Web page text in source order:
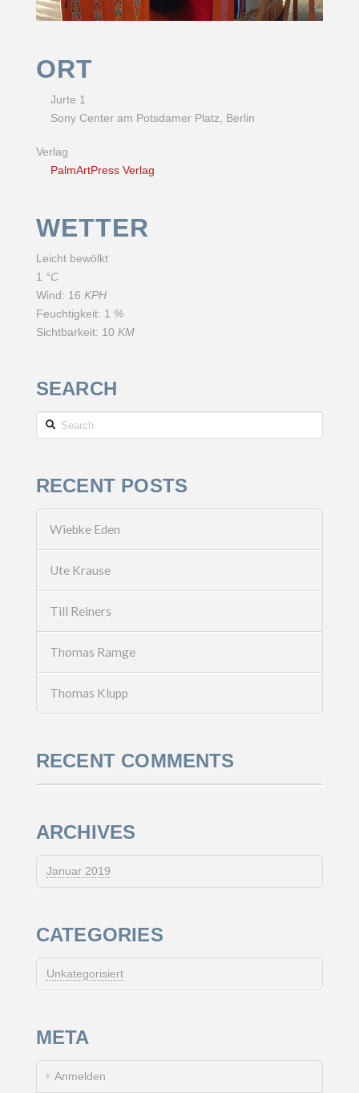
ORT
Jurte 1
Sony Center am Potsdamer Platz, Berlin
Verlag
PalmArtPress Verlag
WETTER
Leicht bewölkt
1 °C
Wind: 16 KPH
Feuchtigkeit: 1 %
Sichtbarkeit: 10 KM
SEARCH
Search
RECENT POSTS
Wiebke Eden
Ute Krause
Till Reiners
Thomas Ramge
Thomas Klupp
RECENT COMMENTS
ARCHIVES
Januar 2019
CATEGORIES
Unkategorisiert
META
Anmelden